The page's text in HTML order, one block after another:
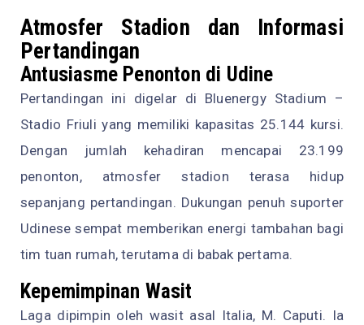
Atmosfer Stadion dan Informasi
Pertandingan
Antusiasme Penonton di Udine
Pertandingan ini digelar di Bluenergy Stadium –
Stadio Friuli yang memiliki kapasitas 25.144 kursi.
Dengan jumlah kehadiran mencapai 23.199
penonton, atmosfer stadion terasa hidup
sepanjang pertandingan. Dukungan penuh suporter
Udinese sempat memberikan energi tambahan bagi
tim tuan rumah, terutama di babak pertama.
Kepemimpinan Wasit
Laga dipimpin oleh wasit asal Italia, M. Caputi. Ia